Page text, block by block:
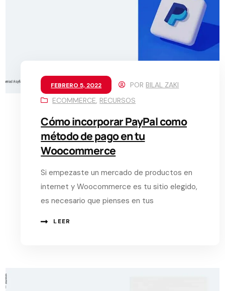
FEBRERO 5, 2022 POR BILAL ZAKI
ECOMMERCE, RECURSOS
Cómo incorporar PayPal como
método de pago en tu
Woocommerce
Si empezaste un mercado de productos en
internet y Woocommerce es tu sitio elegido,
es necesario que pienses en tus
LEER